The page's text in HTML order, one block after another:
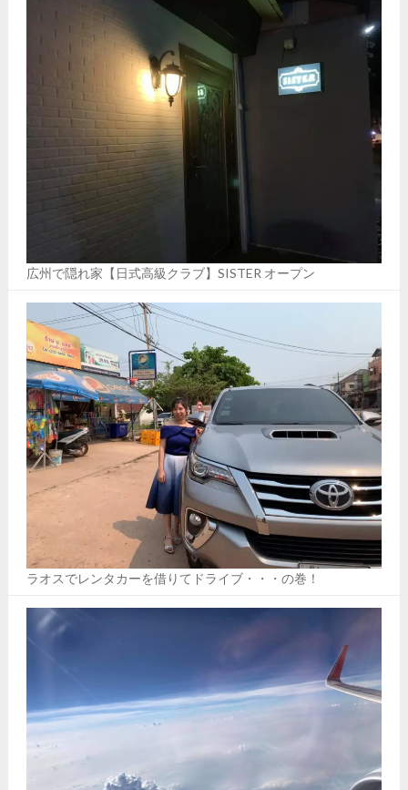
広州で隠れ家【日式高級クラブ】SISTER オープン
ラオスでレンタカーを借りてドライブ・・・の巻！